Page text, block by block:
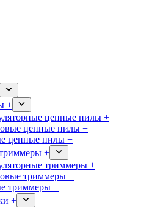
+
цепные пилы +
цепные пилы +
цепные пилы +
+
триммеры +
триммеры +
триммеры +
+